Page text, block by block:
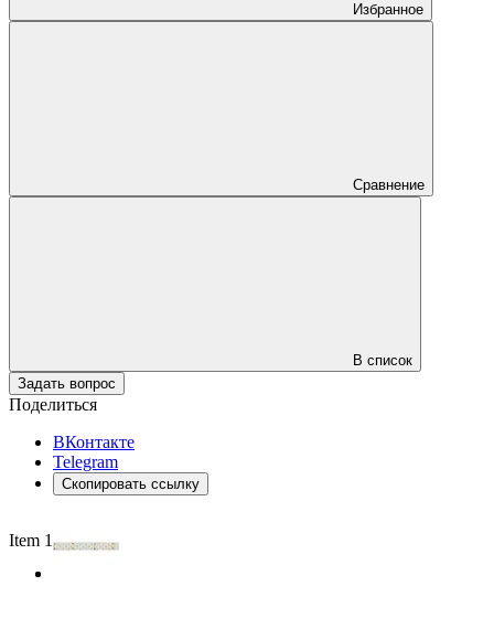
Избранное
Сравнение
В список
Задать вопрос
Поделиться
ВКонтакте
Telegram
Скопировать ссылку
Item 1 of 2